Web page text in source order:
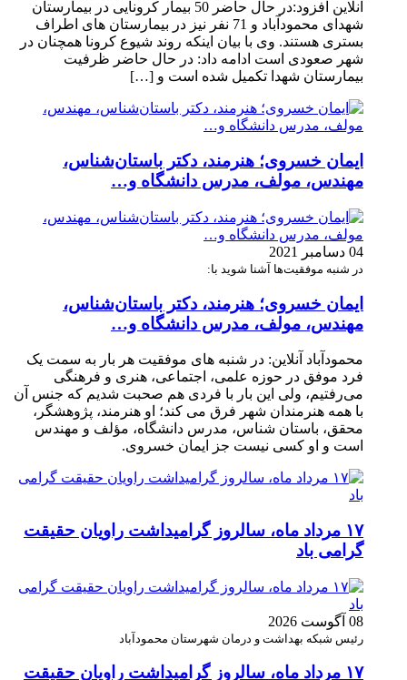
آنلاین افزود:در حال حاضر 50 بیمار کرونایی در بیمارستان
شهدای محمودآباد و 71 نفر نیز در بیمارستان های اطراف
بستری هستند. وی با بیان اینکه روند شیوع کرونا همچنان در
شهر صعودی است ادامه داد: در حال حاضر ظرفیت
بیمارستان شهدا تکمیل شده است و […]
ایمان خسروی؛ هنرمند، دکتر باستان‌شناس،
مهندس، مولف، مدرس دانشگاه و…
04 دسامبر 2021
در شنبه موفقیت‌ها آشنا شوید با:
ایمان خسروی؛ هنرمند، دکتر باستان‌شناس،
مهندس، مولف، مدرس دانشگاه و…
محمودآباد آنلاین: در شنبه های موفقیت هر بار به سمت یک
فرد موفق در حوزه علمی، اجتماعی، هنری و فرهنگی
می‌رفتیم، ولی این بار با فردی هم صحبت شدیم که جنس آن
با همه هنرمندان شهر فرق می کند؛ او هنرمند، پژوهشگر،
محقق، باستان شناس، مدرس دانشگاه، مؤلف و مهندس
است و او کسی نیست جز ایمان خسروی.
۱۷ مرداد ماه، سالروز گرامیداشت راویان حقیقت
گرامی باد
08 آگوست 2026
رئیس شبکه بهداشت و درمان شهرستان محمودآباد
۱۷ مرداد ماه، سالروز گرامیداشت راویان حقیقت